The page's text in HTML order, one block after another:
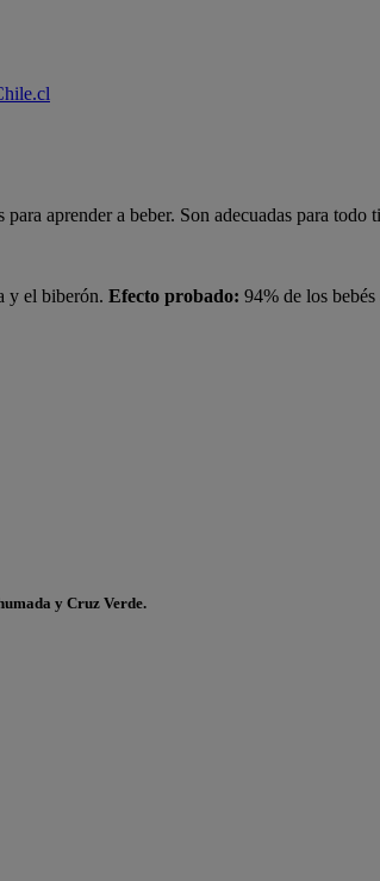
aprender a beber. Son adecuadas para todo
y el biberón. Efecto probado: 94% de los
y Cruz Verde.